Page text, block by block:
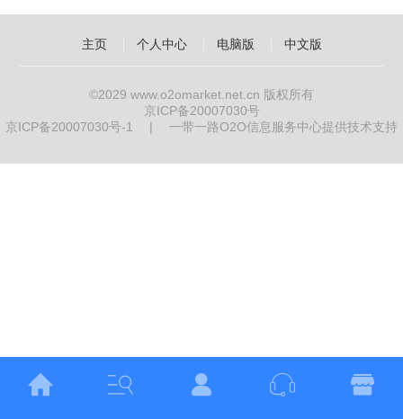
主页 个人中心 电脑版 中文版
©2029 www.o2omarket.net.cn 版权所有
京ICP备20007030号
京ICP备20007030号-1
| 一带一路O2O信息服务中心提供技术支持